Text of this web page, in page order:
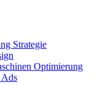
Strategie
Optimierung